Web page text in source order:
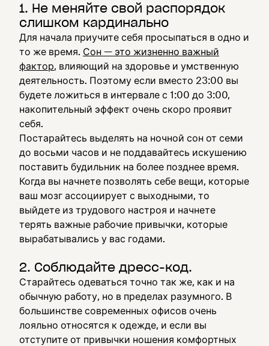
1. Не меняйте свой распорядок
слишком кардинально
Для начала приучите себя просыпаться в одно и
то же время. Сон — это жизненно важный
фактор, влияющий на здоровье и умственную
деятельность. Поэтому если вместо 23:00 вы
будете ложиться в интервале с 1:00 до 3:00,
накопительный эффект очень скоро проявит
себя.
Постарайтесь выделять на ночной сон от семи
до восьми часов и не поддавайтесь искушению
поставить будильник на более позднее время.
Когда вы начнете позволять себе вещи, которые
ваш мозг ассоциирует с выходными, то
выйдете из трудового настроя и начнете
терять важные рабочие привычки, которые
вырабатывались у вас годами.
2. Соблюдайте дресс-код.
Старайтесь одеваться точно так же, как и на
обычную работу, но в пределах разумного. В
большинстве современных офисов очень
лояльно относятся к одежде, и если вы
отступите от привычки ношения комфортных